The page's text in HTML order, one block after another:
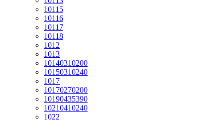
10115
10116
10117
10118
1012
1013
10140310200
10150310240
1017
10170270200
10190435390
10210410240
1022